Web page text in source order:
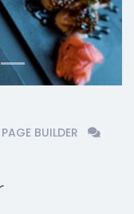
Next
PAGE BUILDER